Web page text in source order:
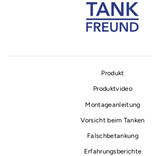
Produkt
Produktvideo
Montageanleitung
Vorsicht beim Tanken
Falschbetankung
Erfahrungsberichte